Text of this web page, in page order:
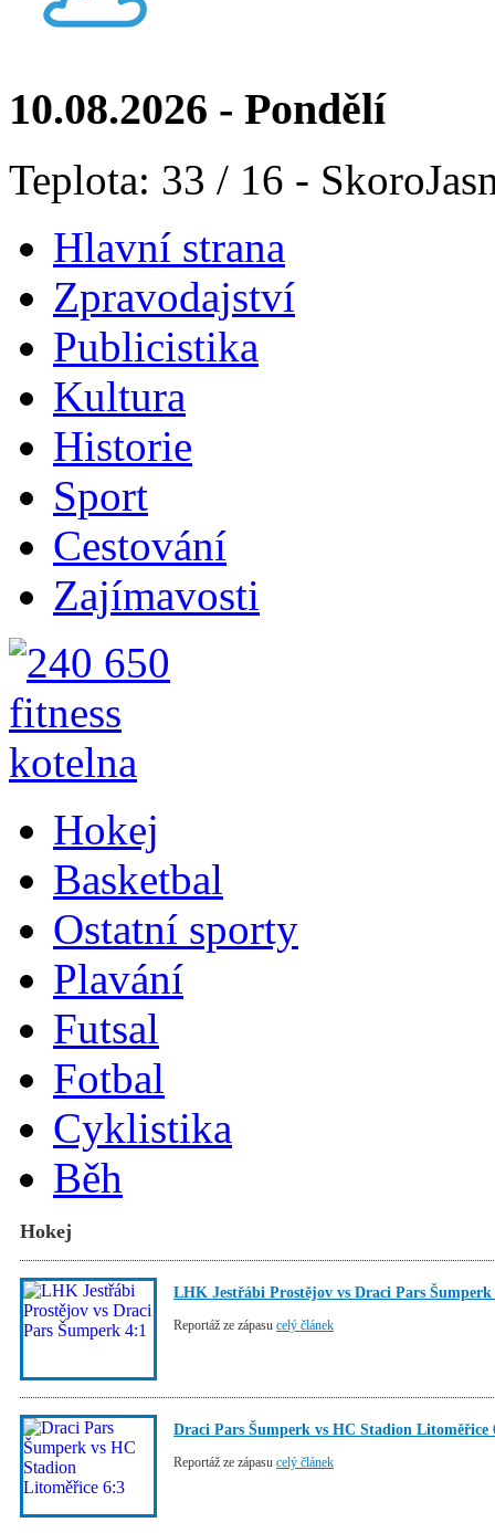
10.08.2026 - Pondělí
Teplota: 33 / 16 -
Hlavní strana
Zpravodajství
Publicistika
Kultura
Historie
Sport
Cestování
Zajímavosti
Hokej
Basketbal
Ostatní sporty
Plavání
Futsal
Fotbal
Cyklistika
Běh
Hokej
LHK Jestřábi Prostějov vs Draci Pars Šumperk
Reportáž ze zápasu celý článek
Draci Pars Šumperk vs HC Stadion Litoměřice
Reportáž ze zápasu celý článek